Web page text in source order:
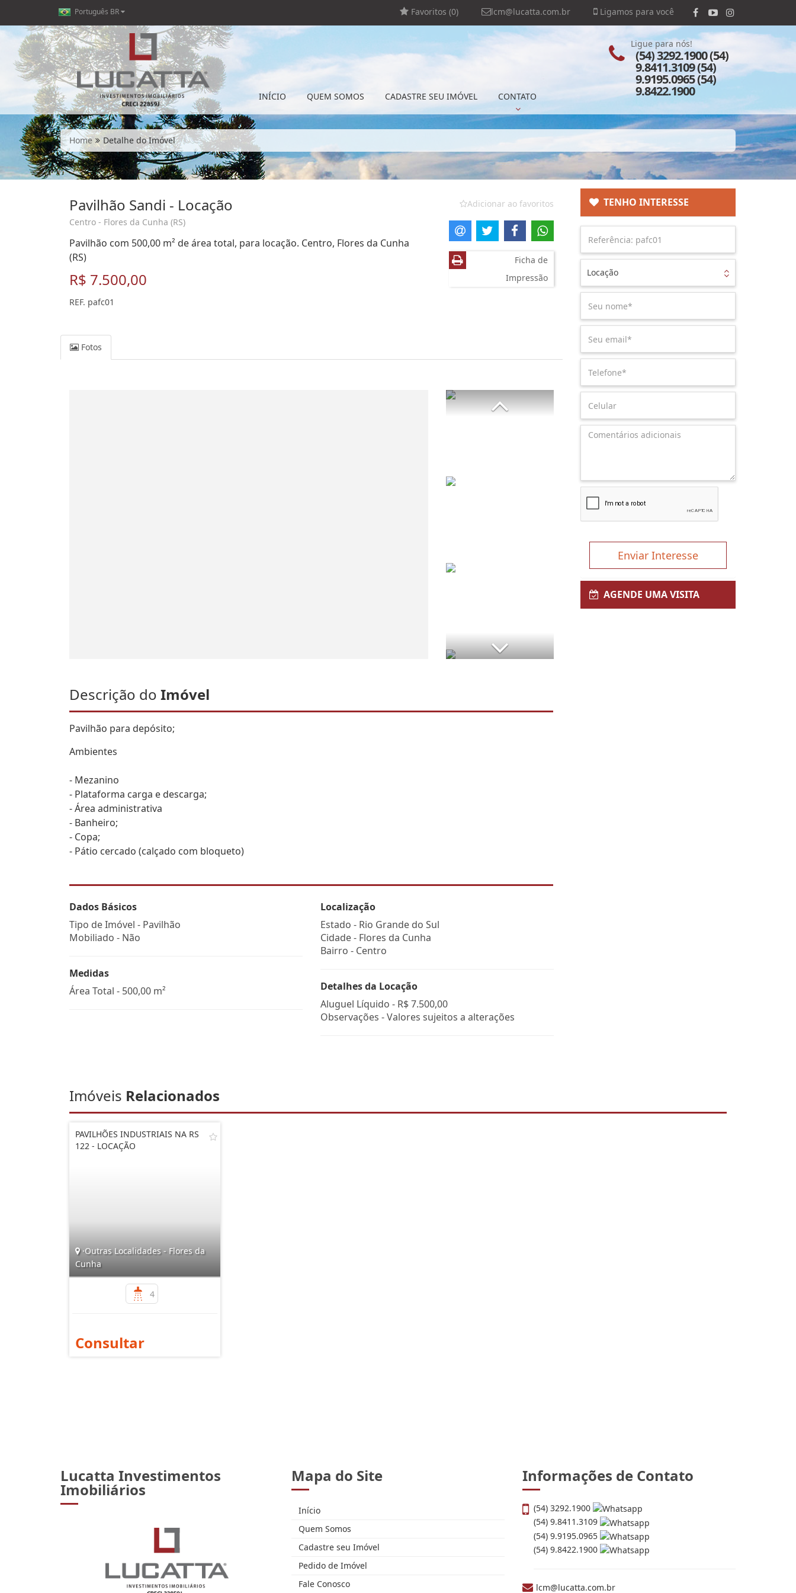
Português BR Ligamos para você
lcm@lucatta.com.br
Favoritos (0)
INÍCIO QUEM SOMOS CADASTRE SEU IMÓVEL CONTATO
Ligue para nós!
(54) 3292.1900 (54)
9.8411.3109 (54)
9.9195.0965 (54)
9.8422.1900
Home Detalhe do Imóvel
Pavilhão Sandi - Locação
Centro - Flores da Cunha (RS)
Pavilhão com 500,00 m² de área total, para locação. Centro, Flores da Cunha
(RS)
R$ 7.500,00
REF. pafc01
Adicionar ao favoritos
Ficha de
Impressão
Fotos
Descrição do Imóvel
Pavilhão para depósito;
Ambientes
- Mezanino
- Plataforma carga e descarga;
- Área administrativa
- Banheiro;
- Copa;
- Pátio cercado (calçado com bloqueto)
Dados Básicos
Tipo de Imóvel - Pavilhão
Mobiliado - Não
Medidas
Área Total - 500,00 m²
Localização
Estado - Rio Grande do Sul
Cidade - Flores da Cunha
Bairro - Centro
Detalhes da Locação
Aluguel Líquido - R$ 7.500,00
Observações - Valores sujeitos a alterações
TENHO INTERESSE
Locação
Enviar Interesse
AGENDE UMA VISITA
Imóveis Relacionados
PAVILHÕES INDUSTRIAIS NA RS
122 - LOCAÇÃO
·Outras Localidades - Flores da
Cunha
4
Consultar
Lucatta Investimentos
Imobiliários
Mapa do Site
Início
Quem Somos
Cadastre seu Imóvel
Pedido de Imóvel
Fale Conosco
Informações de Contato
(54) 3292.1900
(54) 9.8411.3109
(54) 9.9195.0965
(54) 9.8422.1900
lcm@lucatta.com.br